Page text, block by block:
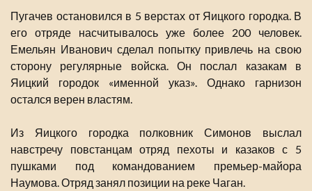
Пугачев остановился в 5 верстах от Яицкого городка. В
его отряде насчитывалось уже более 200 человек.
Емельян Иванович сделал попытку привлечь на свою
сторону регулярные войска. Он послал казакам в
Яицкий городок «именной указ». Однако гарнизон
остался верен властям.
Из Яицкого городка полковник Симонов выслал
навстречу повстанцам отряд пехоты и казаков с 5
пушками под командованием премьер-майора
Наумова. Отряд занял позиции на реке Чаган.